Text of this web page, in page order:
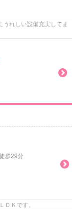
うれしい設備充実してま
歩29分
ＤＫです。